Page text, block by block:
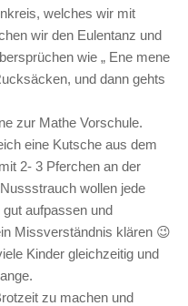
welches wir mit
wir den Eulentanz und
wie „ Ene mene
und dann gehts
zur Mathe Vorschule.
eine Kutsche aus dem
2- 3 Pferchen an der
wollen jede
aufpassen und
Missverständnis klären 😉
Kinder gleichzeitig und
zu machen und